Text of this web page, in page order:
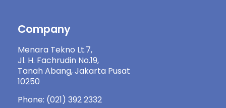
Company
Menara Tekno Lt.7,
Jl. H. Fachrudin No.19,
Tanah Abang, Jakarta Pusat
10250
Phone: (021) 392 2332